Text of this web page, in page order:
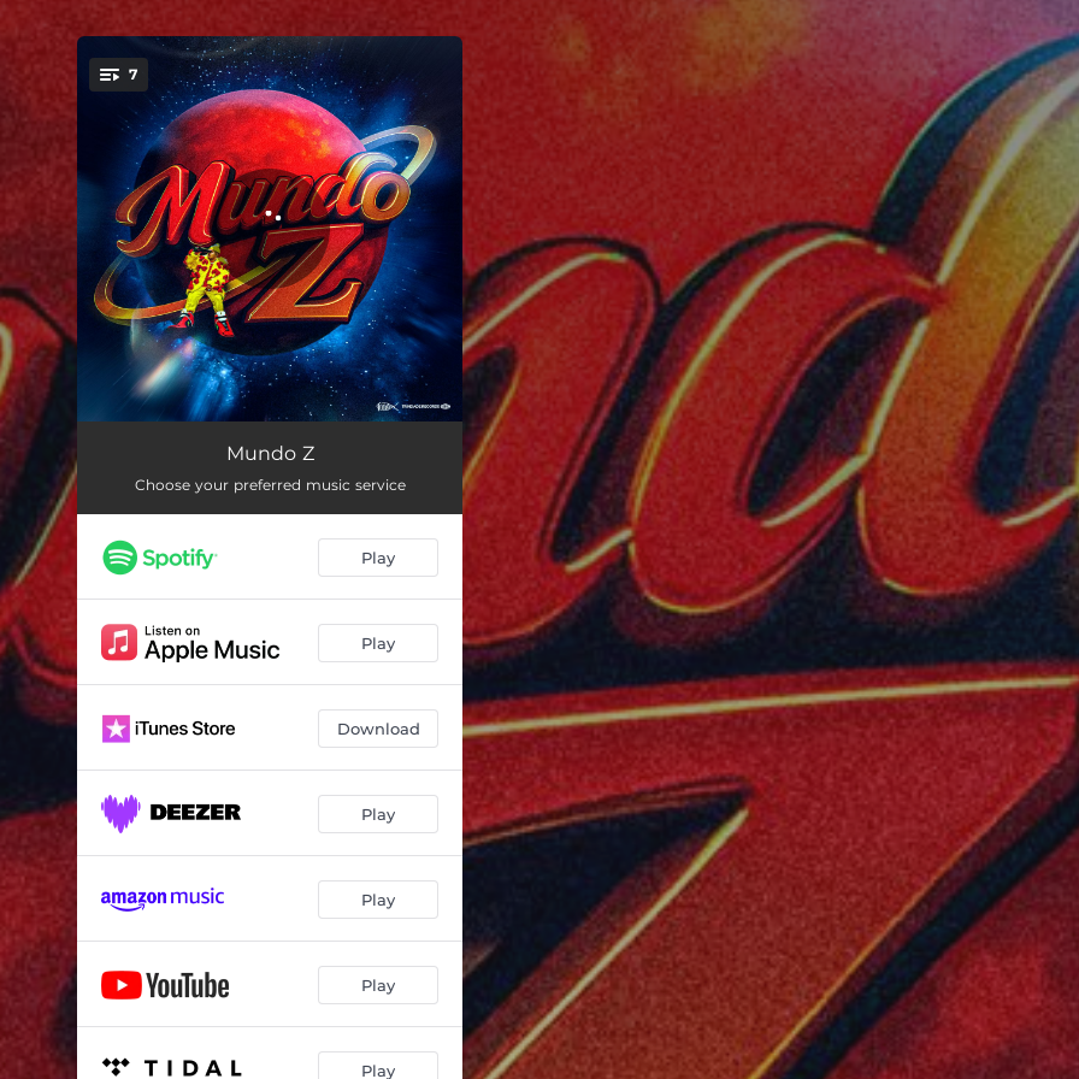
You're all set!
7
Endereço 02:24
Jesus Tá no Barco 03:24
Oração
Eu Te Vejo em Tudo 03:26
Fashion Manto 02:28
Mundo Z
Choose your preferred music service
Play
Play
Download
Play
Play
Play
Play